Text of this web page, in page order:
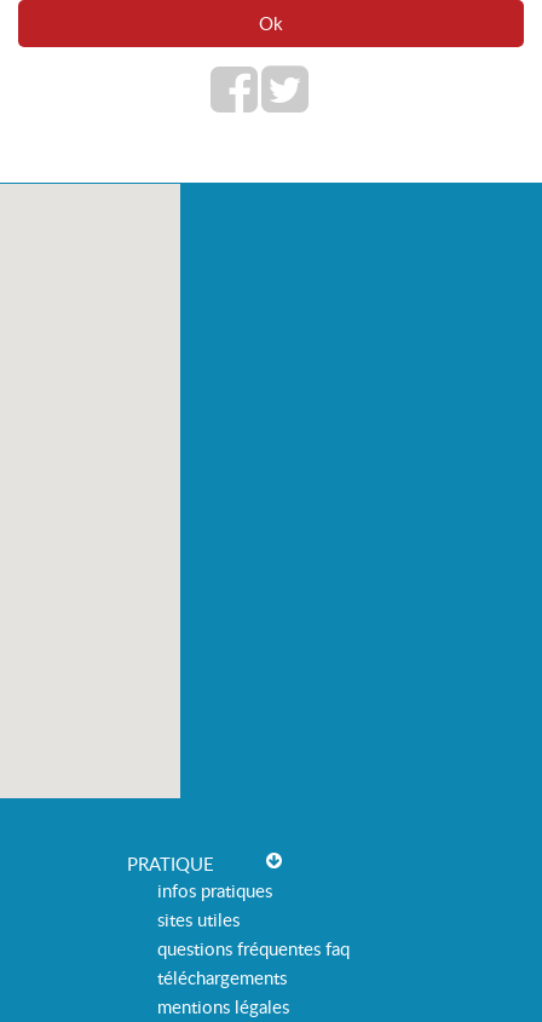
PRATIQUE
infos pratiques
sites utiles
questions fréquentes faq
téléchargements
mentions légales